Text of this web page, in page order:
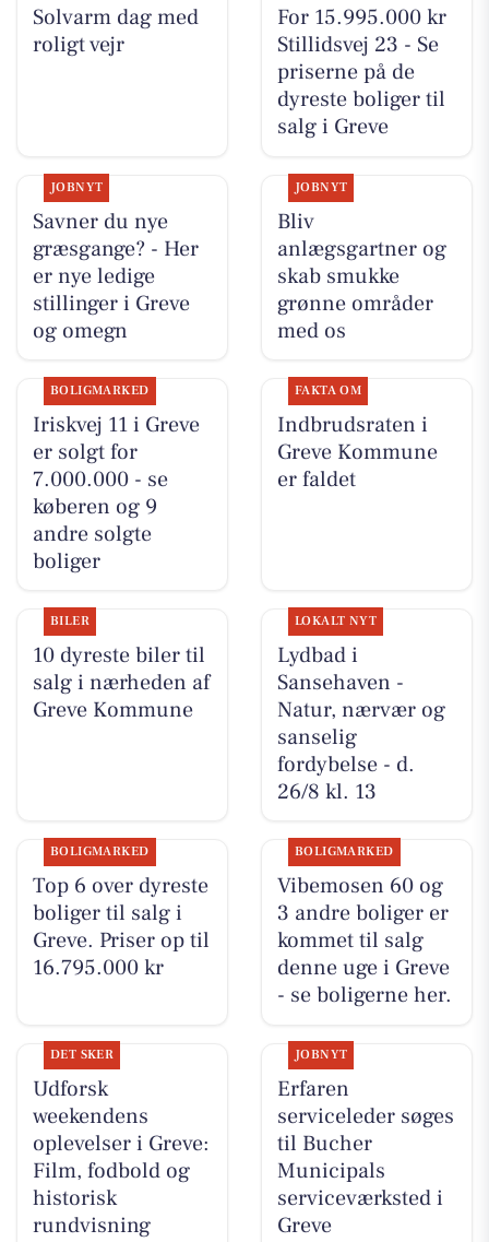
Solvarm dag med
roligt vejr
For 15.995.000 kr
Stillidsvej 23 - Se
priserne på de
dyreste boliger til
salg i Greve
JOBNYT
Savner du nye
græsgange? - Her
er nye ledige
stillinger i Greve
og omegn
JOBNYT
Bliv
anlægsgartner og
skab smukke
grønne områder
med os
BOLIGMARKED
Iriskvej 11 i Greve
er solgt for
7.000.000 - se
køberen og 9
andre solgte
boliger
FAKTA OM
Indbrudsraten i
Greve Kommune
er faldet
BILER
10 dyreste biler til
salg i nærheden af
Greve Kommune
LOKALT NYT
Lydbad i
Sansehaven -
Natur, nærvær og
sanselig
fordybelse - d.
26/8 kl. 13
BOLIGMARKED
Top 6 over dyreste
boliger til salg i
Greve. Priser op til
16.795.000 kr
BOLIGMARKED
Vibemosen 60 og
3 andre boliger er
kommet til salg
denne uge i Greve
- se boligerne her.
DET SKER
Udforsk
weekendens
oplevelser i Greve:
Film, fodbold og
historisk
rundvisning
JOBNYT
Erfaren
serviceleder søges
til Bucher
Municipals
serviceværksted i
Greve